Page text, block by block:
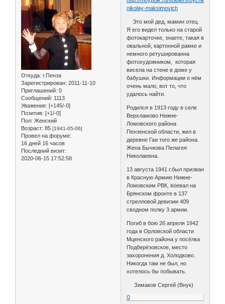
Откуда: г.Пенза
Зарегистрирован: 2011-11-10
Приглашений: 0
Сообщений: 1113
Уважение: [+145/-0]
Позитив: [+1/-0]
Пол: Женский
Возраст: 85 [1941-05-06]
Провел на форуме:
16 дней 16 часов
Последний визит:
2020-06-15 17:52:58
nikolay-maksimovich
Это мой дед, мамин отец.
Я его видел только на старой
фотокарточке, знаете, такая в
овальной, картонной рамке и
немного ретушированна
фотохудожником, которая
висела на стене в доме у
бабушки. Информации о нём
очень мало, вот то, что
удалось найти.
Родился в 1913 году в селе
Верхламово Нижне-
Ломовского района
Пензенской области, жил в
деревне Гаи того же района.
Жена Бычкова Пелагея
Николаевна.
13 августа 1941 г.был призван
в Красную Армию Нижне-
Ломовским РВК, воевал на
Брянском фронте в 137
стрелловой девизии 409
сводном полку 3 армии.
Погиб в бою 26 апреля 1942
года в Орловской области
Мценского района у посёлка
Подберёзовское, место
захоронения д. Холодково.
Никогда там не был, но
хотелось бы побывать.
Зимаков Сергей (Внук)
0